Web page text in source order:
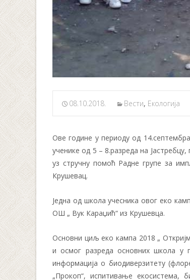
08.10.2018. Вести, Екологија
Ове године у периоду од
ученике од 5 – 8.разреда на
уз стручну помоћ Радне групе за
Крушевац.
Једна од школа учесника овог еко
ОШ „ Вук Караџић“ из Крушевца.
Основни циљ еко кампа 2018 „
и осмог разреда основних школа у
информација о биодиверзитету
„Прокоп“, испитивање екосистема,